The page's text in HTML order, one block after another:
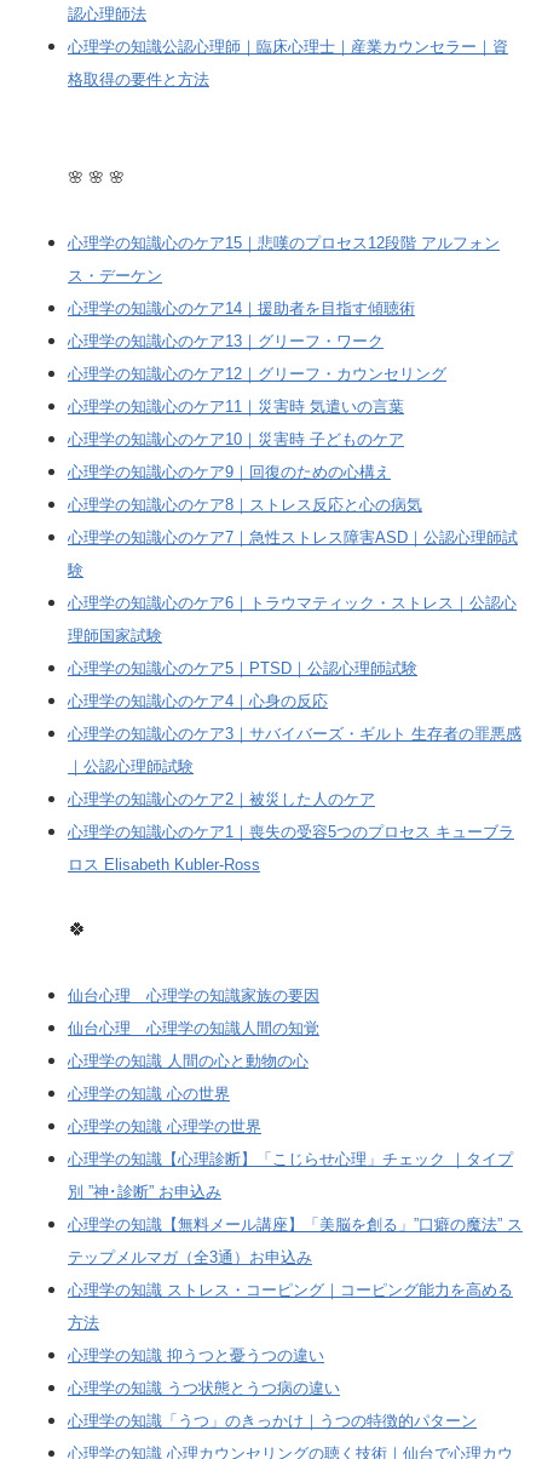
認心理師法
心理学の知識公認心理師｜臨床心理士｜産業カウンセラー｜資
格取得の要件と方法
🌸 🌸 🌸
心理学の知識心のケア15｜悲嘆のプロセス12段階 アルフォン
ス・デーケン
心理学の知識心のケア14｜援助者を目指す傾聴術
心理学の知識心のケア13｜グリーフ・ワーク
心理学の知識心のケア12｜グリーフ・カウンセリング
心理学の知識心のケア11｜災害時 気遣いの言葉
心理学の知識心のケア10｜災害時 子どものケア
心理学の知識心のケア9｜回復のための心構え
心理学の知識心のケア8｜ストレス反応と心の病気
心理学の知識心のケア7｜急性ストレス障害ASD｜公認心理師試
験
心理学の知識心のケア6｜トラウマティック・ストレス｜公認心
理師国家試験
心理学の知識心のケア5｜PTSD｜公認心理師試験
心理学の知識心のケア4｜心身の反応
心理学の知識心のケア3｜サバイバーズ・ギルト 生存者の罪悪感
｜公認心理師試験
心理学の知識心のケア2｜被災した人のケア
心理学の知識心のケア1｜喪失の受容5つのプロセス キューブラ
ロス Elisabeth Kubler-Ross
🍀
仙台心理 心理学の知識家族の要因
仙台心理 心理学の知識人間の知覚
心理学の知識 人間の心と動物の心
心理学の知識 心の世界
心理学の知識 心理学の世界
心理学の知識【心理診断】「こじらせ心理」チェック ｜タイプ
別 ”神･診断” お申込み
心理学の知識【無料メール講座】「美脳を創る」”口癖の魔法” ス
テップメルマガ（全3通）お申込み
心理学の知識 ストレス・コーピング｜コーピング能力を高める
方法
心理学の知識 抑うつと憂うつの違い
心理学の知識 うつ状態とうつ病の違い
心理学の知識「うつ」のきっかけ｜うつの特徴的パターン
心理学の知識 心理カウンセリングの聴く技術｜仙台で心理カウ